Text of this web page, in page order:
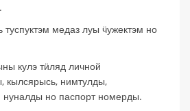
медаз луы ӵужектэм но
кулэ тӥляд личной
кылсярысь, нимтулды,
нуналды но паспорт номерды.